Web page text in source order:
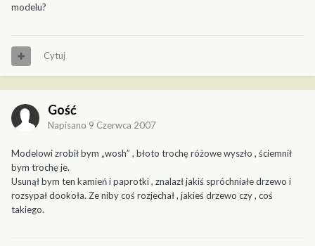
modelu?
Cytuj
Gość
Napisano 9 Czerwca 2007
Modelowi zrobił bym „wosh” , błoto trochę różowe wyszło , ściemnił
bym trochę je.
Usunął bym ten kamień i paprotki , znalazł jakiś spróchniałe drzewo i
rozsypał dookoła. Ze niby coś rozjechał , jakieś drzewo czy , coś
takiego.